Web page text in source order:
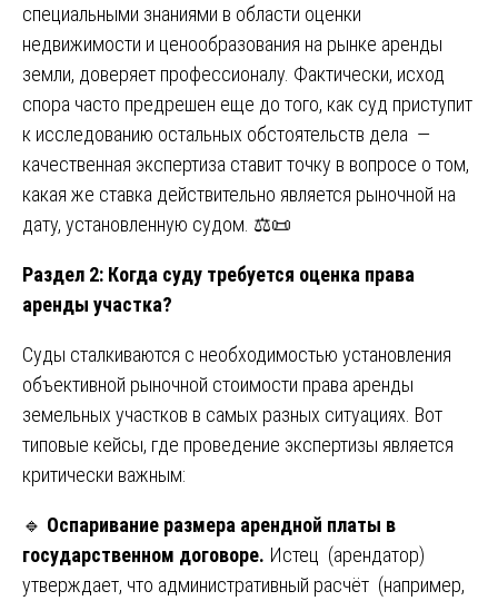
специальными знаниями в области оценки
недвижимости и ценообразования на рынке аренды
земли, доверяет профессионалу. Фактически, исход
спора часто предрешен еще до того, как суд приступит
к исследованию остальных обстоятельств дела —
качественная экспертиза ставит точку в вопросе о том,
какая же ставка действительно является рыночной на
дату, установленную судом. ⚖️📜
Раздел 2: Когда суду требуется оценка права
аренды участка?
Суды сталкиваются с необходимостью установления
объективной рыночной стоимости права аренды
земельных участков в самых разных ситуациях. Вот
типовые кейсы, где проведение экспертизы является
критически важным:
🔹 Оспаривание размера арендной платы в
государственном договоре. Истец (арендатор)
утверждает, что административный расчёт (например,